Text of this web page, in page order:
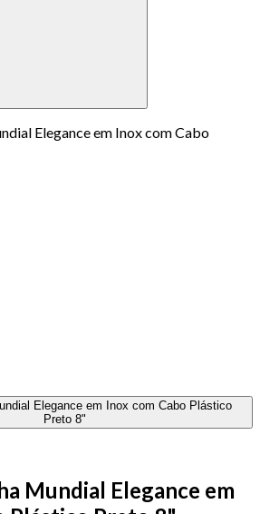
Mundial Elegance em